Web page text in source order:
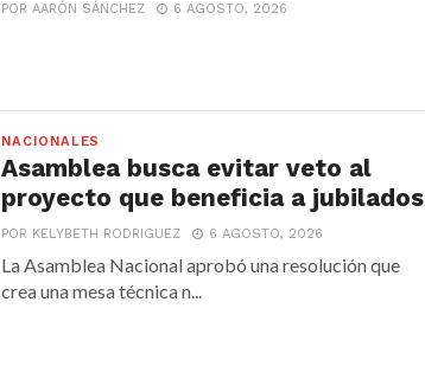
POR AARÓN SÁNCHEZ 6 AGOSTO, 2026
NACIONALES
Asamblea busca evitar veto al
proyecto que beneficia a jubilados
POR KELYBETH RODRIGUEZ 6 AGOSTO, 2026
La Asamblea Nacional aprobó una resolución que
crea una mesa técnica n...